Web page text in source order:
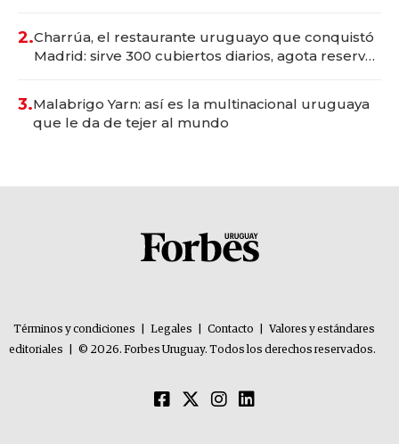
2.Charrúa, el restaurante uruguayo que conquistó
Madrid: sirve 300 cubiertos diarios, agota reservas
3.Malabrigo Yarn: así es la multinacional uruguaya
que le da de tejer al mundo
Términos y condiciones Legales Contacto
Valores y estándares
editoriales
© 2026. Forbes Uruguay. Todos los derechos reservados.